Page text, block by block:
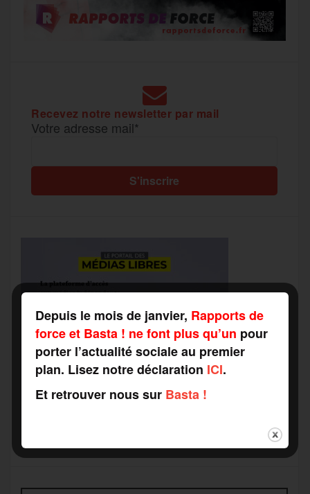
Recevez notre newsletter par mail
Votre adresse mail*
Depuis le mois de janvier, Rapports de
force et Basta ! ne font plus qu’un pour
porter l’actualité sociale au premier
plan. Lisez notre déclaration ICI.
Et retrouver nous sur Basta !